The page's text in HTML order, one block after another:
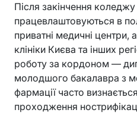
Після закінчення
працевлаштовуються в
приватні медичні центри,
клініки Києва та інших
роботу за кордоном —
молодшого бакалавра з
фармації часто
проходження